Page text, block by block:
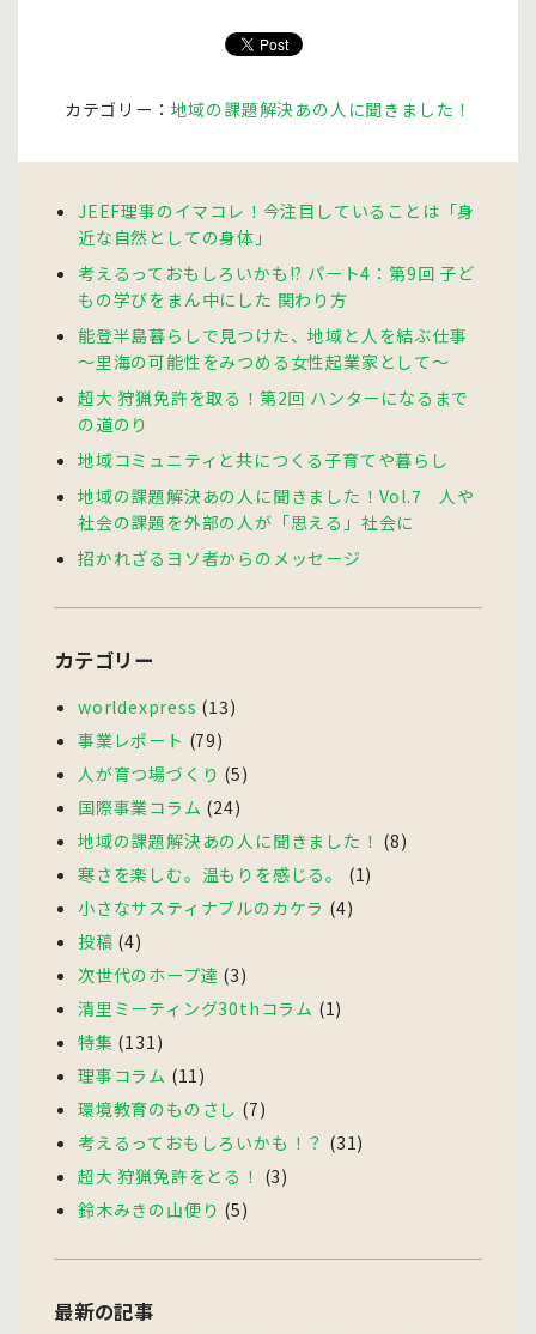
カテゴリー： 地域の課題解決あの人に聞きました！
JEEF理事のイマコレ！今注目していることは「身
近な自然としての身体」
考えるっておもしろいかも!? パート4：第9回 子ど
もの学びをまん中にした 関わり方
能登半島暮らしで見つけた、地域と人を結ぶ仕事
〜里海の可能性をみつめる女性起業家として〜
超大 狩猟免許を取る！第2回 ハンターになるまで
の道のり
地域コミュニティと共につくる子育てや暮らし
地域の課題解決あの人に聞きました！Vol.7 人や
社会の課題を外部の人が「思える」社会に
招かれざるヨソ者からのメッセージ
カテゴリー
worldexpress (13)
事業レポート (79)
人が育つ場づくり (5)
国際事業コラム (24)
地域の課題解決あの人に聞きました！ (8)
寒さを楽しむ。温もりを感じる。
(1)
小さなサスティナブルのカケラ (4)
投稿 (4)
次世代のホープ達 (3)
清里ミーティング30thコラム (1)
特集 (131)
理事コラム (11)
環境教育のものさし (7)
考えるっておもしろいかも！？ (31)
超大 狩猟免許をとる！ (3)
鈴木みきの山便り (5)
最新の記事